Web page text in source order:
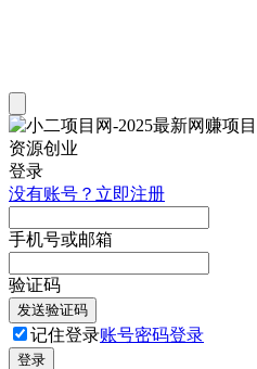
登录
没有账号？立即注册
手机号或邮箱
验证码
发送验证码
记住登录账号密码登录
登录